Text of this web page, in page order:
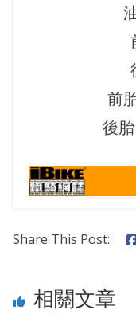
前
後
Share This Post:
相關文章